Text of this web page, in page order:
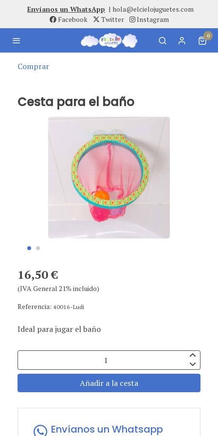
Envíanos un WhatsApp | hola@elcielojuguetes.com
Facebook
Twitter Instagram
0
Comprar
Cesta para el baño
16,50 €
(IVA General 21% incluido)
Referencia: 40016-Ludi
Ideal para jugar el baño
Añadir a la cesta
Envíanos un Whatsapp